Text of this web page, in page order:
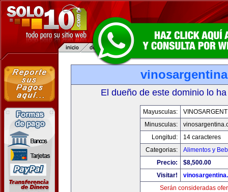
El dueño de este dominio lo
Mayusculas:
Minusculas:
Longitud:
14 caracteres
Categorias:
Alimentos y
Precio:
$8,500.00
Visitar!
Serán consideradas